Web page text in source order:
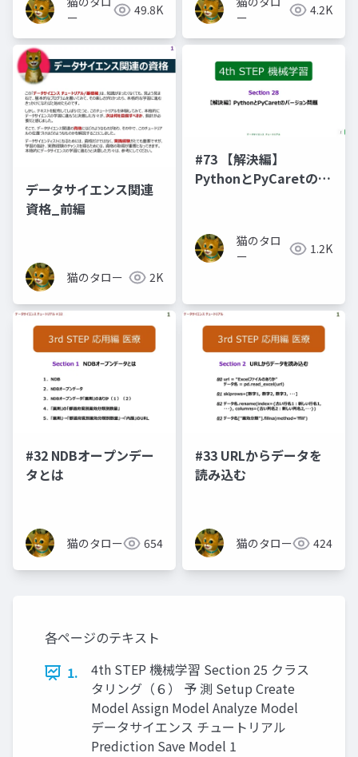
ー
49.8K
ー
4.2K
データサイエンス関連
資格_前編
猫のタロー 2K
#73 【解決編】
PythonとPyCaretのバ
猫のタロ
ー
1.2K
#32 NDBオープンデー
タとは
猫のタロー 654
#33 URLからデータを
読み込む
猫のタロー 424
各ページのテキスト
1.
4th STEP 機械学習 Section 25 クラス
タリング（６） 予 測 Setup Create
Model Assign Model Analyze Model
データサイエンス チュートリアル
Prediction Save Model 1